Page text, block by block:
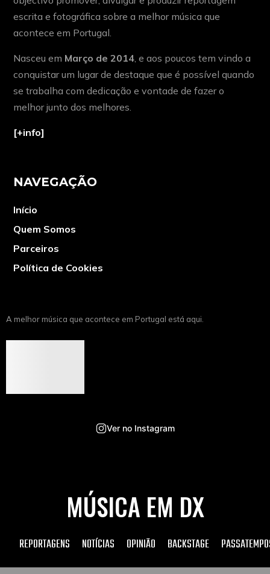
escrita e fotográfica sobre a melhor música que
acontece em Portugal.
Nasceu em Março de 2014 , e aos poucos tem vindo a
conquistar um lugar de destaque que é possível quando
se trabalha com dedicação e vontade de fazer o
melhor junto dos melhores.
[+info]
NAVEGAÇÃO
Início
Quem Somos
Parceiros
Política de Cookies
A melhor música que acontece em Portugal está aqui.
Ver no Instagram
MÚSICA EM DX
REPORTAGENS NOTÍCIAS OPINIÃO BACKSTAGE